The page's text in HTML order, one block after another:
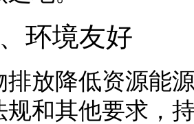
环境友好
排放降低资源能
规和其他要求，